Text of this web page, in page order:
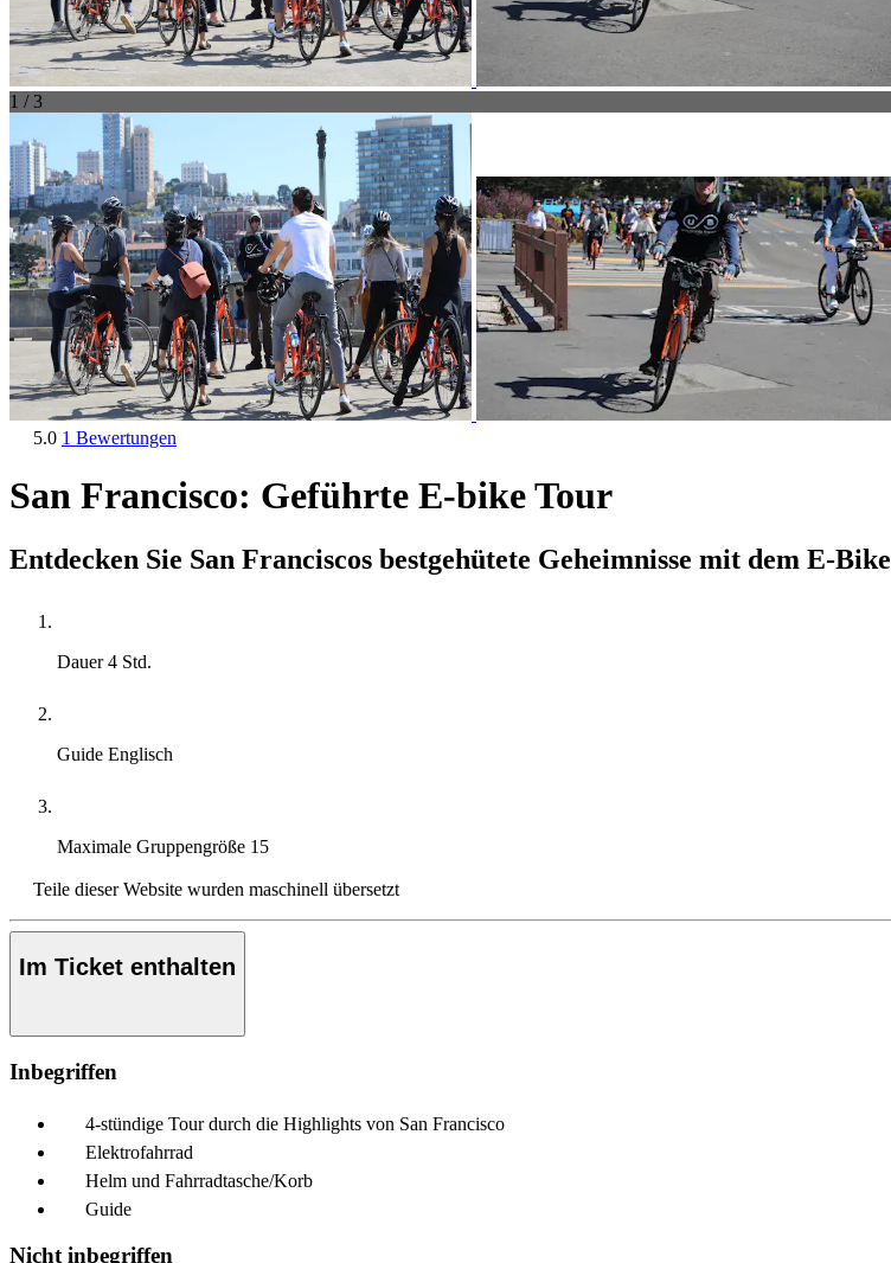
1 / 3
5.0 1 Bewertungen
San Francisco: Geführte E-bike Tour
Entdecken Sie San Franciscos bestgehütete Geheimnisse mit dem E-Bike
Dauer4 Std.
Guide Englisch
Maximale Gruppengröße 15
Teile dieser Website wurden maschinell übersetzt
Im Ticket enthalten
Inbegriffen
4-stündige Tour durch die Highlights von San Francisco
Elektrofahrrad
Helm und Fahrradtasche/Korb
Guide
Nicht inbegriffen